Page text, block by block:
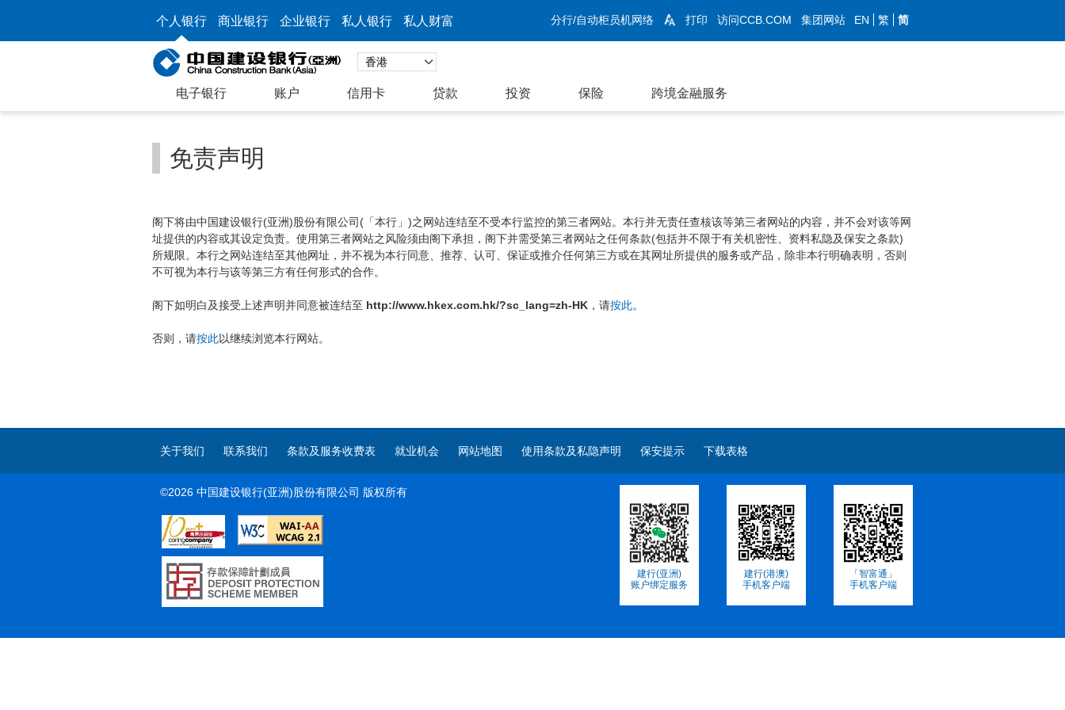
个人银行 商业银行 企业银行 私人银行 私人财富 分行/自动柜员机网络 打印 访问CCB.COM 集团网站 EN 繁 简
电子银行 账户 信用卡 贷款 投资 保险 跨境金融服务
免责声明
阁下将由中国建设银行(亚洲)股份有限公司(「本行」)之网站连结至不受本行监控的第三者网站。本行并无责任查核该等第三者网站的内容，并不会对该等网
址提供的内容或其设定负责。使用第三者网站之风险须由阁下承担，阁下并需受第三者网站之任何条款(包括并不限于有关机密性、资料私隐及保安之条款)
所规限。本行之网站连结至其他网址，并不视为本行同意、推荐、认可、保证或推介任何第三方或在其网址所提供的服务或产品，除非本行明确表明，否则
不可视为本行与该等第三方有任何形式的合作。
阁下如明白及接受上述声明并同意被连结至 http://www.hkex.com.hk/?sc_lang=zh-HK ，请按此。
否则，请按此以继续浏览本行网站。
关于我们 联系我们 条款及服务收费表 就业机会 网站地图 使用条款及私隐声明 保安提示 下载表格
©2026 中国建设银行(亚洲)股份有限公司 版权所有
建行(亚洲)
账户绑定服务
建行(港澳)
手机客户端
「智富通」
手机客户端